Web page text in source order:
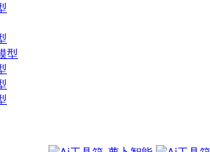
型